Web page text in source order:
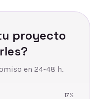
proyecto
?
en 24-48 h.
17%